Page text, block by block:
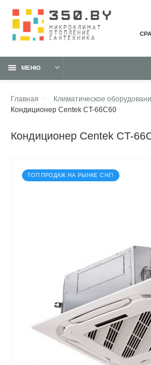
МЕНЮ
Главная Климатическое
Кондиционер Centek CT-66C60
кондиционер Centek CT-
ТОП ПРОДАЖ НА РЫНКЕ СНГ!